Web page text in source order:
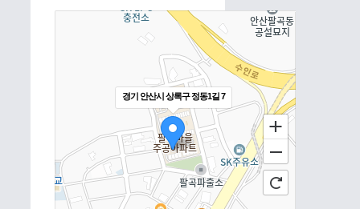
경기 안산시 상록구 정동1길 7